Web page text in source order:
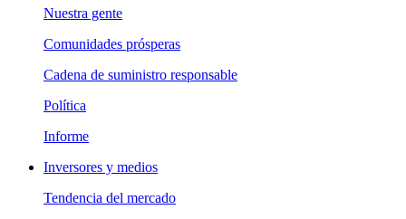
Nuestra gente
Comunidades prósperas
Cadena de suministro responsable
Política
Informe
Inversores y medios
Tendencia del mercado